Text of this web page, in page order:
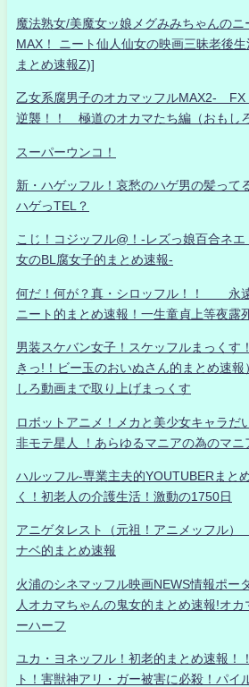
魔法熟女/美魔女ッ娘メグみみちゃんの
MAX！ ニート仙人仙女の映画三昧老後
まとめ速報Z)]
乙女系腐男子のオカマッフルMAX2- FX
逆襲！！ 極道のオカマたち編（おもし
スーパーウンコ！
新・ハゲッフル！哀愁のハゲ男の髪って
ハゲっTEL？
こじ！コジッフル@！-レズっ娘百合ネ
女のBL腐女子的まとめ速報-
何だ！何が？真・シロッフル！！ 永
ニート的まとめ速報！一生童貞上等夜露
男装スケバン女子！スケッフルまっくす
きっ!！ビー玉のおいぬさん的まとめ速
しろ動画まで取り上げまっくす
ロボットアニメ！メカと美少女キャラだ
非モテ星人 ！あらゆるマニアの為のマニ
ハルッフル-専業主夫的YOUTUBERまと
く！初老人の介護生活！激動の1750日
アニゲタレスト（元祖！アニメッフル
ナベ的まとめ速報
火浦のシネマッフル映画NEWS情報ポー
人オカマちゃんの鬼女的まとめ速報!オ
ーハーフ
ユカ・ヨネッフル！初老的まとめ速報！
ト！害獣神アリ・ガー被害に必殺！パイ